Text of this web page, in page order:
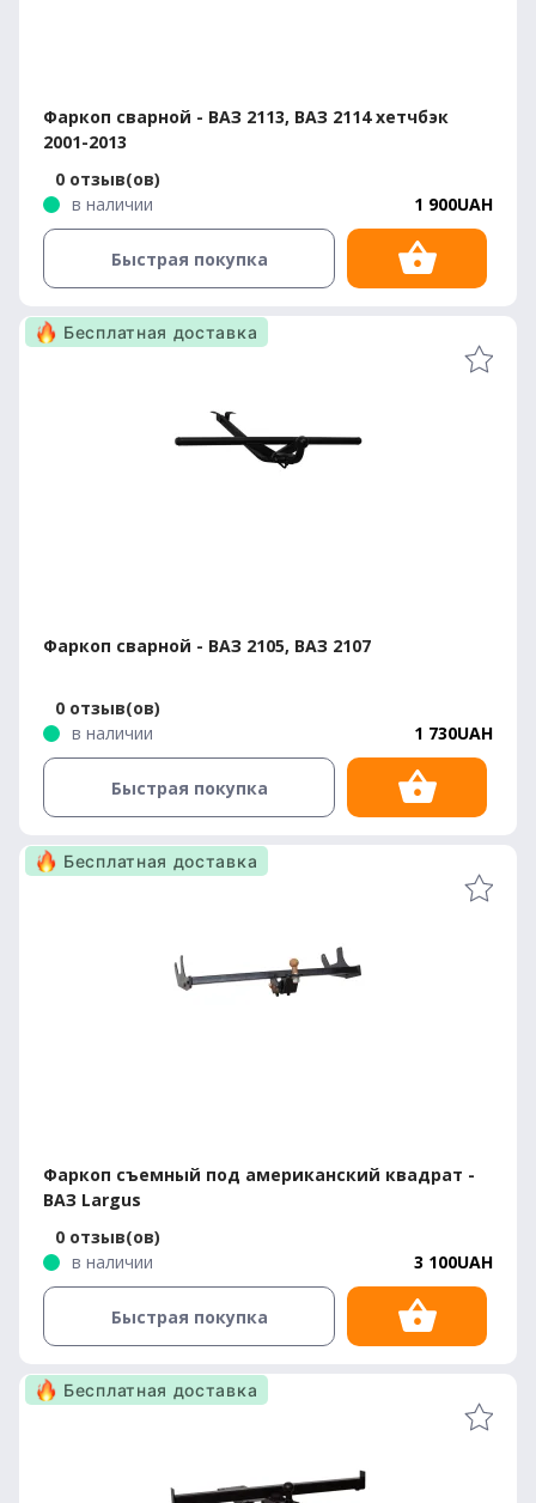
Фаркоп сварной - ВАЗ 2113, ВАЗ 2114 хетчбэк
2001-2013
0 отзыв(ов)
в наличии
1 900UAH
Быстрая покупка
Фаркоп сварной - ВАЗ 2105, ВАЗ 2107
0 отзыв(ов)
в наличии
1 730UAH
Бесплатная доставка
Быстрая покупка
Фаркоп съемный под американский квадрат -
ВАЗ Largus
0 отзыв(ов)
в наличии
3 100UAH
Бесплатная доставка
Быстрая покупка
Бесплатная доставка